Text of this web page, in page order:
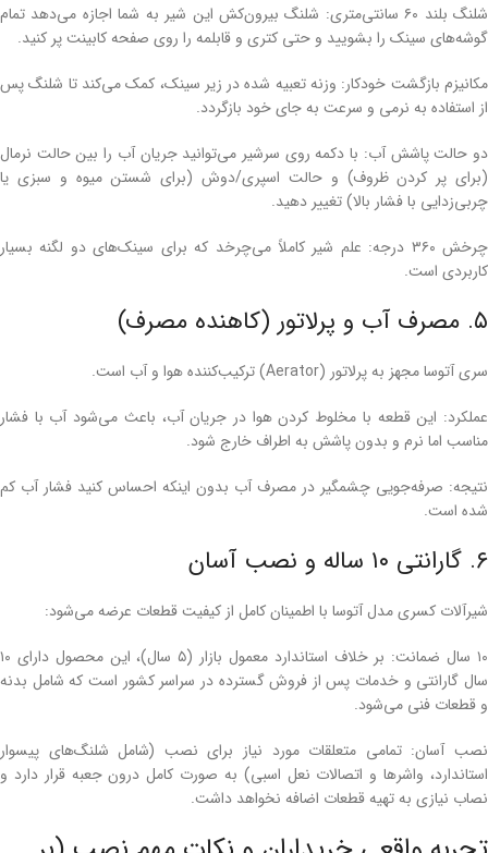
شلنگ بلند ۶۰ سانتی‌متری: شلنگ بیرون‌کش این شیر به شما اجازه می‌دهد تمام
گوشه‌های سینک را بشویید و حتی کتری و قابلمه را روی صفحه کابینت پر کنید.
مکانیزم بازگشت خودکار: وزنه تعبیه شده در زیر سینک، کمک می‌کند تا شلنگ پس
از استفاده به نرمی و سرعت به جای خود بازگردد.
دو حالت پاشش آب: با دکمه روی سرشیر می‌توانید جریان آب را بین حالت نرمال
(برای پر کردن ظروف) و حالت اسپری/دوش (برای شستن میوه و سبزی یا
چربی‌زدایی با فشار بالا) تغییر دهید.
چرخش ۳۶۰ درجه: علم شیر کاملاً می‌چرخد که برای سینک‌های دو لگنه بسیار
کاربردی است.
۵. مصرف آب و پرلاتور (کاهنده مصرف)
سری آتوسا مجهز به پرلاتور (Aerator) ترکیب‌کننده هوا و آب است.
عملکرد: این قطعه با مخلوط کردن هوا در جریان آب، باعث می‌شود آب با فشار
مناسب اما نرم و بدون پاشش به اطراف خارج شود.
نتیجه: صرفه‌جویی چشمگیر در مصرف آب بدون اینکه احساس کنید فشار آب کم
شده است.
۶. گارانتی ۱۰ ساله و نصب آسان
شیرآلات کسری مدل آتوسا با اطمینان کامل از کیفیت قطعات عرضه می‌شود:
۱۰ سال ضمانت: بر خلاف استاندارد معمول بازار (۵ سال)، این محصول دارای ۱۰
سال گارانتی و خدمات پس از فروش گسترده در سراسر کشور است که شامل بدنه
و قطعات فنی می‌شود.
نصب آسان: تمامی متعلقات مورد نیاز برای نصب (شامل شلنگ‌های پیسوار
استاندارد، واشرها و اتصالات نعل اسبی) به صورت کامل درون جعبه قرار دارد و
نصاب نیازی به تهیه قطعات اضافه نخواهد داشت.